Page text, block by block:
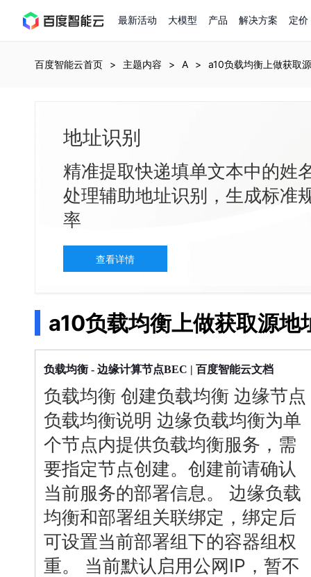
最新活动 大模型 产品 解决方案 定价
查看全部活动
云服务器2核4G低至39元/年
免费试用体验馆
注册并完成实名认证，立即体验热门产品
人工智能热销榜
新购1元，AI能力引擎量包低至75折
工信部教考中心大模型证书6折
企业数字员工9.9
企业专享权益
进入千帆大模型平台
百度千帆
以Agent为核心的一站式企业级大模型服务平台
文心大模型
ERNIE 5.0-正式版
ERNIE 4.5 Turbo VL
全新多模理解模型，图片理解、创作、翻译、代码等能力显著
ERNIE X1.1
PaddleOCR-VL
MCP及Agent开发
MCP组件
聚合优质工具与MCP服务
百度搜索
25年搜索沉淀，权威高质多模态信源
百度百科
精选Agent
官方能力直达，快速
全能AI助手
深度研究Agent
百度智能云全部产品
智能应用
语言与知识
数据库
大数据 容器
CDN与边缘
管理运维 混合云
操作系统
应用产品
智能应用 行业应用
视频云平台 企业服务
地图服务
一键部署DuClaw，零门
云服务器 BCC
配备GPU的云端服务器
轻量应用服务器
对象存储BOS
稳定、安全、高效、高
弹性公网IP
百度云手机
全部解决方案
通用解决方案
解决方案实践 10分钟快速部署
了解定价
自由搭配产品组合，轻松预估成本
文档与社区
百度千帆·大模型服务及Agent开发平台
数字员工-组件开放平台
语音识别
人脸识别
图像识别
ARM云
SDK中心
API平台
最佳实践
了解合作伙伴体系
我们的伙伴体系
查询合作伙伴
优秀伙伴展示
AI原生应用商店
营销服务
行业智能
分析决策
智能办公
解决方案销售伙伴
技术合作伙伴
安全服务
企业应用
公司服务
人工智能
API商城
进入服务与支持
提供常见使用问题快速解决通道
提供常见使用问题快速解决通道
7 × 24 小时在线提供服务
提供常见使用问题快速解决通道
云专家服务
云智一体3.0
开启「万物一体」新纪元
文心 Moment 大会
文心大模型 5.0 正式版上线
联合央视聚焦企业数字化转型
智能中国 | 标杆案例
百度智能云首页 主题内容 A a10负载均衡上做获取
地址识别
精准提取快递填单文本中的姓
处理辅助地址识别，生成标准
率
查看详情
a10负载均衡上做获取源地
负载均衡 - 边缘计算节点BEC | 百度智能云文档
负载均衡 创建负载均衡 边缘节点
负载均衡说明 边缘负载均衡为单
个节点内提供负载均衡服务，需
要指定节点创建。创建前请确认
当前服务的部署信息。 边缘负载
均衡和部署组关联绑定，绑定后
可设置当前部署组下的容器组权
重。 当前默认启用公网IP，暂不